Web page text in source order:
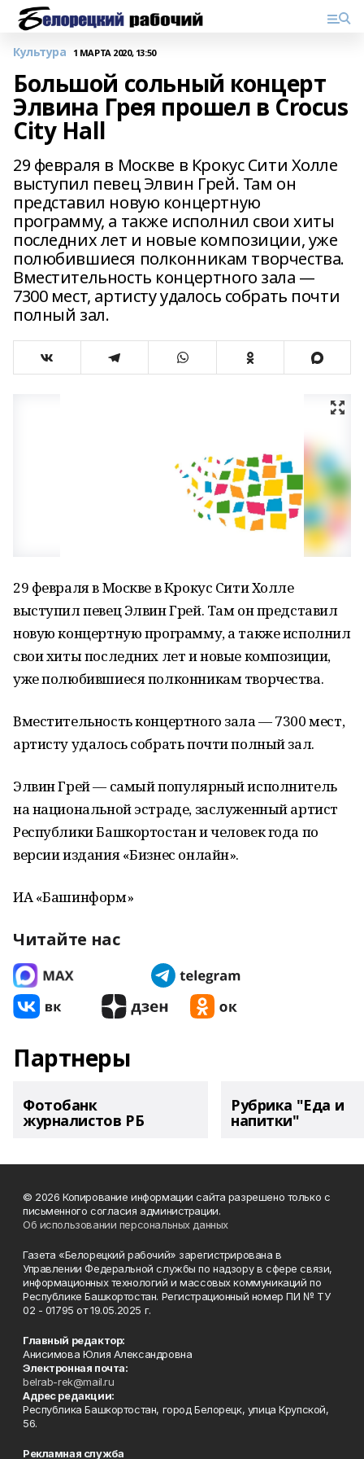
Культура 1 МАРТА 2020, 13:50
Большой сольный концерт
Элвина Грея прошел в Crocus
City Hall
29 февраля в Москве в Крокус Сити Холле
выступил певец Элвин Грей. Там он
представил новую концертную
программу, а также исполнил свои хиты
последних лет и новые композиции, уже
полюбившиеся полконникам творчества.
Вместительность концертного зала —
7300 мест, артисту удалось собрать почти
полный зал.
29 февраля в Москве в Крокус Сити Холле
выступил певец Элвин Грей. Там он представил
новую концертную программу, а также исполнил
свои хиты последних лет и новые композиции,
уже полюбившиеся полконникам творчества.
Вместительность концертного зала — 7300 мест,
артисту удалось собрать почти полный зал.
Элвин Грей — самый популярный исполнитель
на национальной эстраде, заслуженный артист
Республики Башкортостан и человек года по
версии издания «Бизнес онлайн».
ИА «Башинформ»
Читайте нас
Партнеры
Фотобанк
журналистов РБ
Рубрика "Еда и
напитки"
© 2026 Копирование информации сайта разрешено только с
письменного согласия администрации.
Об использовании персональных данных
Газета «Белорецкий рабочий» зарегистрирована в
Управлении Федеральной службы по надзору в сфере связи,
информационных технологий и массовых коммуникаций по
Республике Башкортостан. Регистрационный номер ПИ № ТУ
02 - 01795 от 19.05.2025 г.
Главный редактор:
Анисимова Юлия Александровна
Электронная почта:
belrab-rek@mail.ru
Адрес редакции:
Республика Башкортостан, город Белорецк, улица Крупской,
56.
Рекламная служба